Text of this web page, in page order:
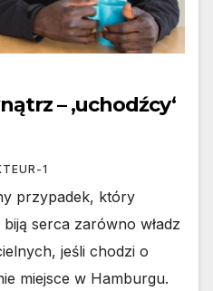
– ‚uchodźcy‘
1
przypadek, który
serca zarówno władz
jeśli chodzi o
miejsce w Hamburgu.